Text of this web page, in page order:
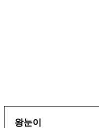
왕눈이